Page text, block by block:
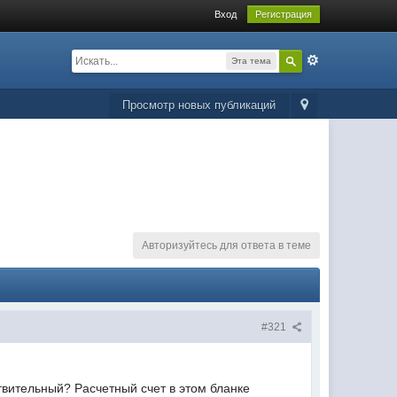
Вход Регистрация
Эта тема
Просмотр новых публикаций
Авторизуйтесь для ответа в теме
#321
Расчетный счет в этом бланке